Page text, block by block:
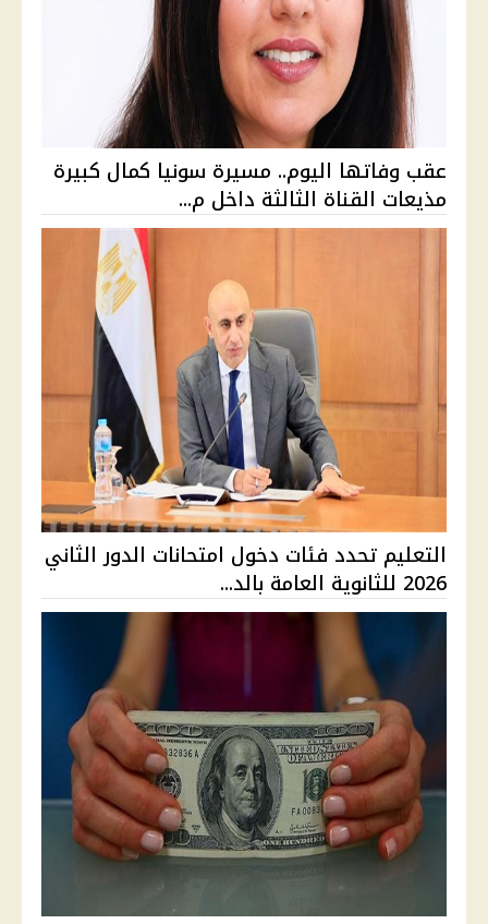
عقب وفاتها اليوم.. مسيرة سونيا كمال كبيرة
مذيعات القناة الثالثة داخل م...
التعليم تحدد فئات دخول امتحانات الدور الثاني
2026 للثانوية العامة بالد...